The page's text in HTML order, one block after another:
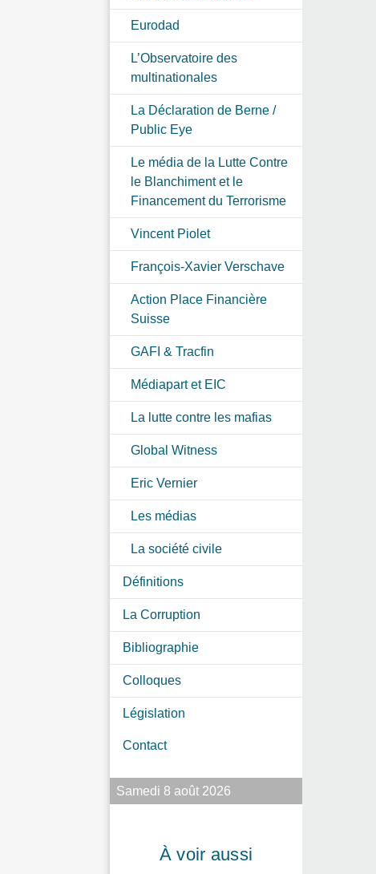
Eurodad
L’Observatoire des
multinationales
La Déclaration de Berne /
Public Eye
Le média de la Lutte Contre
le Blanchiment et le
Financement du Terrorisme
Vincent Piolet
François-Xavier Verschave
Action Place Financière
Suisse
GAFI & Tracfin
Médiapart et EIC
La lutte contre les mafias
Global Witness
Eric Vernier
Les médias
La société civile
Définitions
La Corruption
Bibliographie
Colloques
Législation
Contact
Samedi 8 août 2026
À voir aussi